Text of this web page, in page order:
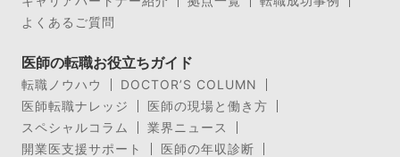
よくあるご質問
医師の転職お役立ちガイド
転職ノウハウ
DOCTOR’S COLUMN
医師転職ナレッジ
医師の現場と働き方
スペシャルコラム
業界ニュース
開業医支援サポート
医師の年収診断